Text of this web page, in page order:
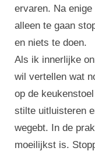
ervaren. Na
alleen te gaan
en niets te doen.
Als ik innerlijke
wil vertellen wat
op de
stilte uitluisteren
wegebt. In de
moeilijkst is.